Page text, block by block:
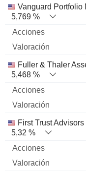
Vanguard Portfolio
5,769 %
Fuller & Thaler
5,468 %
First Trust Advisors
5,32 %